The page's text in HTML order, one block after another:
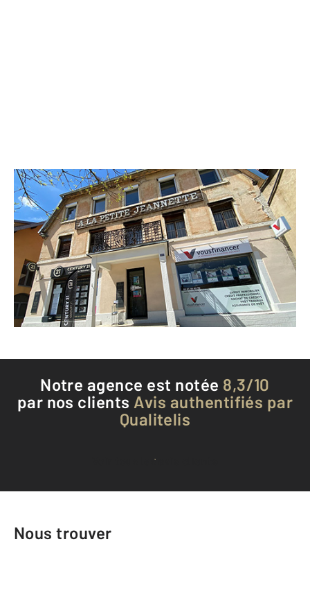
CENTURY 21 Avenir Immobilier
23 rue Charles de Gaulle
MAICHE - 25120
Envoyer un message
Téléphoner à l'agence
Notre agence est notée 8,3/10
par nos clients Avis authentifiés par
Qualitelis
Voir tous les avis clients
Nous trouver